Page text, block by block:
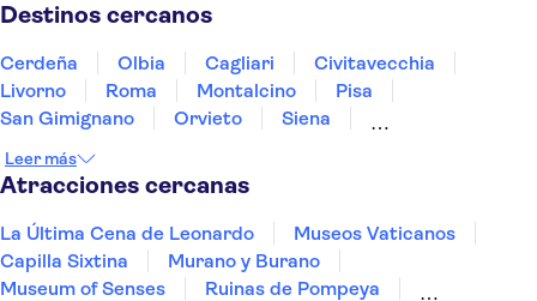
Destinos cercanos
Cerdeña Olbia Cagliari
Civitavecchia
Livorno
Roma Montalcino
Pisa
San Gimignano
Orvieto
Siena
Leer más
Atracciones cercanas
La Última Cena de Leonardo
Museos Vaticanos
Capilla Sixtina
Murano y Burano
Museum of Senses
Ruinas de Pompeya